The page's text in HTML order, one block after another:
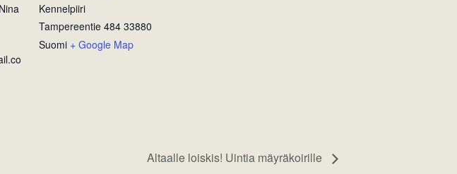
Kennelpiiri
Tampereentie 484 33880
Suomi + Google Map
Altaalle loiskis! Uintia mäyräkoirille